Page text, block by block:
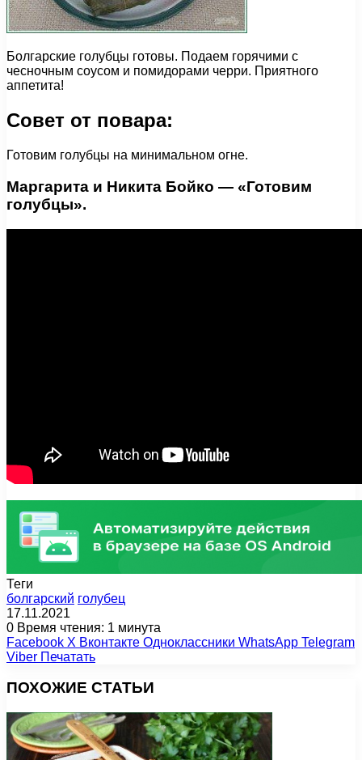
Болгарские голубцы готовы. Подаем горячими с
чесночным соусом и помидорами черри. Приятного
аппетита!
Совет от повара:
Готовим голубцы на минимальном огне.
Маргарита и Никита Бойко — «Готовим
голубцы».
Теги
болгарский голубец
17.11.2021
0 Время чтения: 1 минута
Facebook X Вконтакте Одноклассники WhatsApp Telegram
Viber Печатать
ПОХОЖИЕ СТАТЬИ